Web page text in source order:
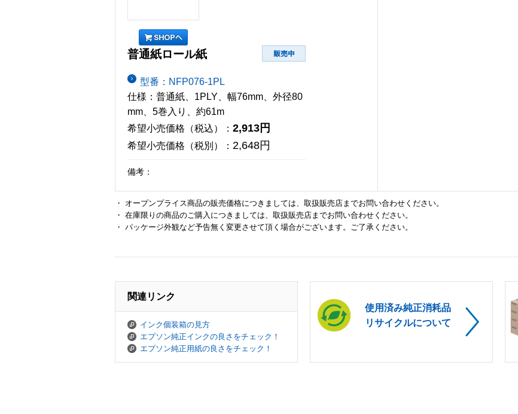
普通紙ロール紙
型番：NFP076-1PL
仕様：普通紙、1PLY、幅76mm、外径80
mm、5巻入り、約61m
希望小売価格（税込）： 2,913円
希望小売価格（税別）： 2,648円
備考：
・ オープンプライス商品の販売価格につきましては、取扱販売店までお問い合わせください。
・ 在庫限りの商品のご購入につきましては、取扱販売店までお問い合わせください。
・ パッケージ外観など予告無く変更させて頂く場合がございます。ご了承ください。
関連リンク
インク個装箱の見方
エプソン純正インクの良さをチェック！
エプソン純正用紙の良さをチェック！
使用済み純正消耗品
リサイクルについて